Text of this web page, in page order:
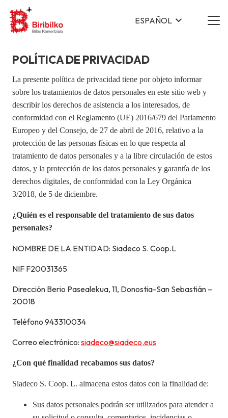
ESPAÑOL
POLÍTICA DE PRIVACIDAD
La presente política de privacidad tiene por objeto informar
sobre los tratamientos de datos personales en este sitio web y
describir los derechos de asistencia a los interesados, de
conformidad con el Reglamento (UE) 2016/679 del Parlamento
Europeo y del Consejo, de 27 de abril de 2016, relativo a la
protección de las personas físicas en lo que respecta al
tratamiento de datos personales y a la libre circulación de estos
datos, y la protección de los datos personales y garantía de los
derechos digitales, de conformidad con la Ley Orgánica
3/2018, de 5 de diciembre.
¿Quién es el responsable del tratamiento de sus datos
personales?
NOMBRE DE LA ENTIDAD: Siadeco S. Coop.L
NIF F20031365
Dirección Berio Pasealekua, 11, Donostia-San Sebastián –
20018
Teléfono 943310034
Correo electrónico: siadeco@siadeco.eus
¿Con qué finalidad recabamos sus datos?
Siadeco S. Coop. L. almacena estos datos con la finalidad de:
Sus datos personales podrán ser utilizados para atender a